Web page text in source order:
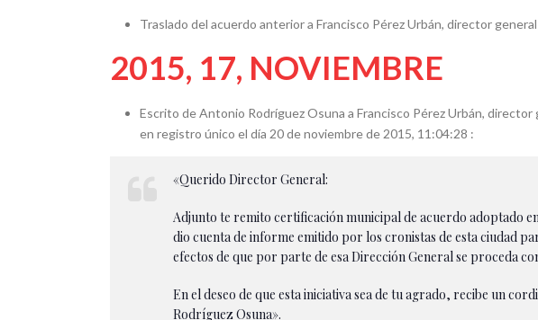
Traslado del acuerdo anterior a Francisco Pérez Urbán, director
2015, 17, NOVIEMBRE
Escrito de Antonio Rodríguez Osuna a Francisco Pérez Urbán,
en registro único el día 20 de noviembre de 2015, 11:04:28 :
«Querido Director General:
Adjunto te remito certificación municipal de acuerdo adoptado
dio cuenta de informe emitido por los cronistas de esta ciudad
efectos de que por parte de esa Dirección General se proceda
En el deseo de que esta iniciativa sea de tu agrado, recibe un
Rodríguez Osuna».